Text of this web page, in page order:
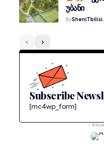
უბანი
By
Subscribe
[mc4wp_form]
-